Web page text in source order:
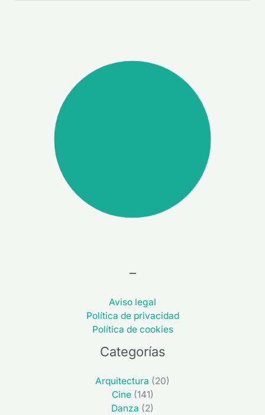
–
Aviso legal
Política de privacidad
Política de cookies
Categorías
Arquitectura (20)
Cine(141)
Danza (2)